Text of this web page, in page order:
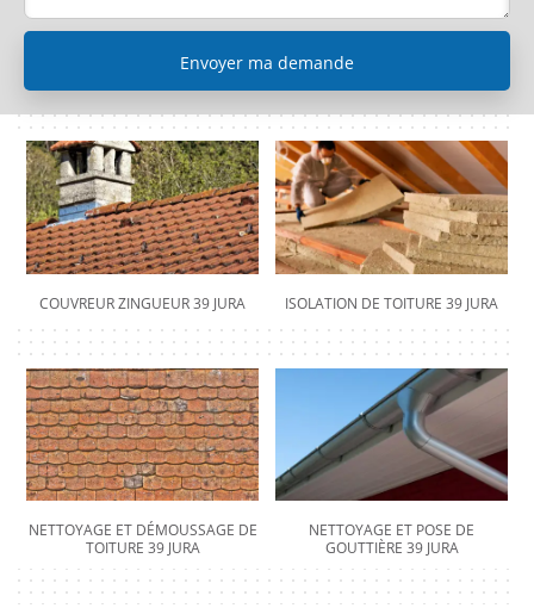
COUVREUR ZINGUEUR 39 JURA ISOLATION DE TOITURE 39 JURA
NETTOYAGE ET DÉMOUSSAGE DE
TOITURE 39 JURA
NETTOYAGE ET POSE DE
GOUTTIÈRE 39 JURA